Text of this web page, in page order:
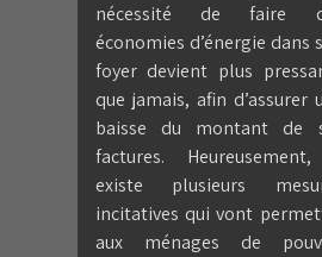
nécessité de faire
économies d’énergie dans
foyer devient plus
que jamais, afin d’assurer
baisse du montant de
factures.
existe plusieurs
incitatives qui vont
aux ménages de